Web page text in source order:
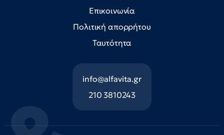
Επικοινωνία
Πολιτική απορρήτου
Ταυτότητα
info@alfavita.gr
210 3810243